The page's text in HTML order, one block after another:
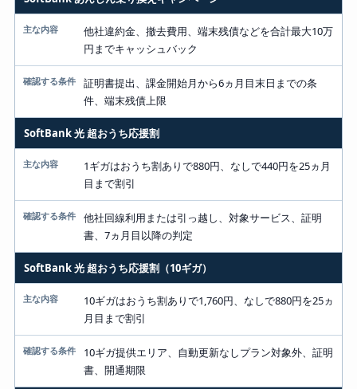
他社違約金、撤去費用、端末残債などを合計最大10万
円までキャッシュバック
証明書提出、課金開始月から6ヵ月目末日までの条
件、端末残債上限
SoftBank 光 超おうち応援割
1ギガはおうち割ありで880円、なしで440円を25ヵ月
目まで割引
他社回線利用または引っ越し、対象サービス、証明
書、7ヵ月目以降の判定
SoftBank 光 超おうち応援割（10ギガ）
10ギガはおうち割ありで1,760円、なしで880円を25ヵ
月目まで割引
10ギガ提供エリア、自動更新なしプラン対象外、証明
書、開通期限